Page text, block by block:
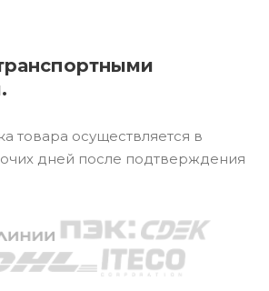
товара осуществляется в
дней после подтверждения